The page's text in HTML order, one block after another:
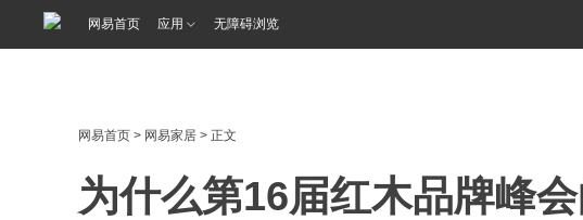
网易首页 应用 无障碍浏览
网易首页 > 网易家居 > 正文
为什么第16届红木品牌峰